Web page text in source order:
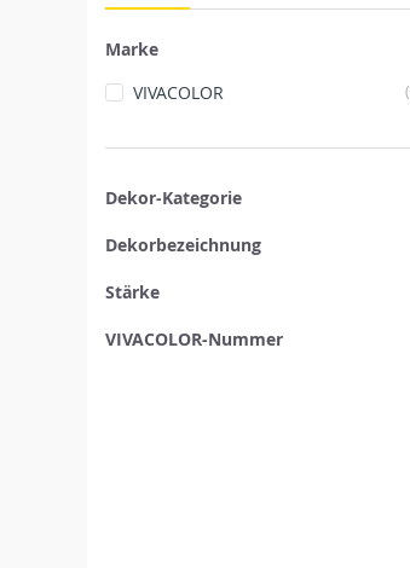
Marke
VIVACOLOR
Dekor-Kategorie
Dekorbezeichnung
Stärke
VIVACOLOR-Nummer